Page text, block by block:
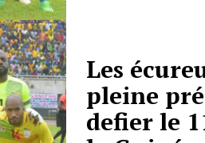
Les
pleine
defier le